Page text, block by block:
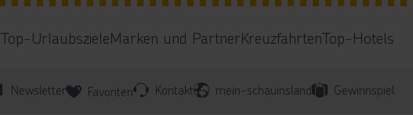
Top-UrlaubszieleMarken und PartnerKreuzfahrtenTop-Hotels
Newsletter Favoriten Kontakt mein-schauinsland Gewinnspiel